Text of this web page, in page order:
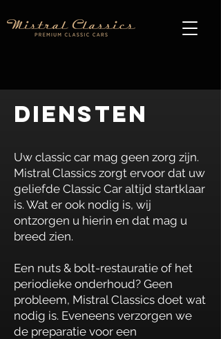
Diensten
Uw classic car mag geen zorg zijn.
Mistral Classics zorgt ervoor dat uw
geliefde Classic Car altijd startklaar
is. Wat er ook nodig is, wij
ontzorgen u hierin en dat mag u
breed zien.
Een nuts & bolt-restauratie of het
periodieke onderhoud? Geen
probleem, Mistral Classics doet wat
nodig is. Eveneens verzorgen we
de preparatie voor een